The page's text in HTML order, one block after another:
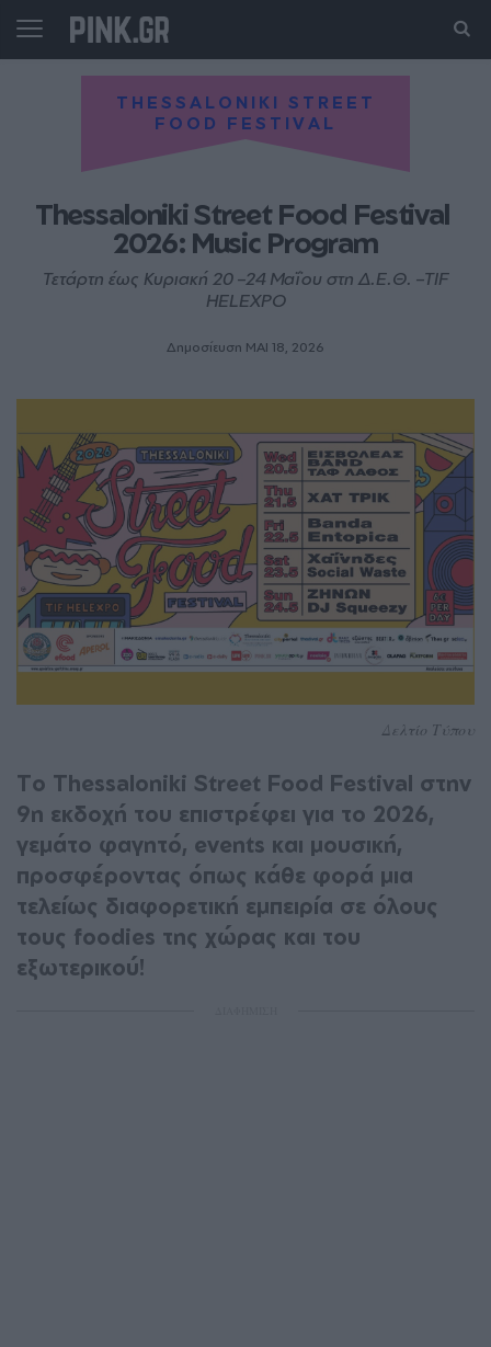
THESSALONIKI STREET
FOOD FESTIVAL
Thessaloniki Street Food Festival
2026: Music Program
Τετάρτη έως Κυριακή 20 –24 Μαΐου στη Δ.Ε.Θ. –TIF
HELEXPO
Δημοσίευση ΜΑΙ 18, 2026
Δελτίο Τύπου
To Thessaloniki Street Food Festival στην
9η εκδοχή του επιστρέφει για το 2026,
γεμάτο φαγητό, events και μουσική,
προσφέροντας όπως κάθε φορά μια
τελείως διαφορετική εμπειρία σε όλους
τους foodies της χώρας και του
εξωτερικού!